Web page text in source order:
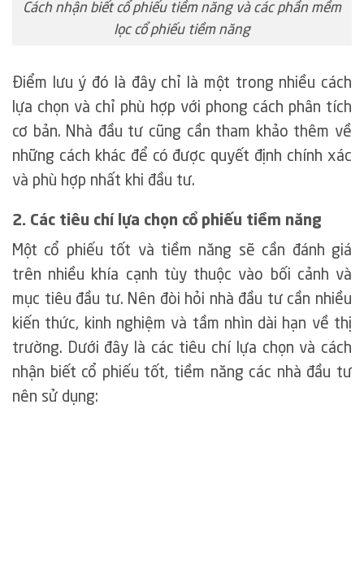
Cách nhận biết cổ phiếu tiềm năng và các phần mềm
lọc cổ phiếu tiềm năng
Điểm lưu ý đó là đây chỉ là một trong nhiều cách
lựa chọn và chỉ phù hợp với phong cách phân tích
cơ bản. Nhà đầu tư cũng cần tham khảo thêm về
những cách khác để có được quyết định chính xác
và phù hợp nhất khi đầu tư.
2. Các tiêu chí lựa chọn cổ phiếu tiềm năng
Một cổ phiếu tốt và tiềm năng sẽ cần đánh giá
trên nhiều khía cạnh tùy thuộc vào bối cảnh và
mục tiêu đầu tư. Nên đòi hỏi nhà đầu tư cần nhiều
kiến thức, kinh nghiệm và tầm nhìn dài hạn về thị
trường. Dưới đây là các tiêu chí lựa chọn và cách
nhận biết cổ phiếu tốt, tiềm năng các nhà đầu tư
nên sử dụng: